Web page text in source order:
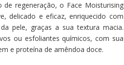
de regeneração, o Face Moisturising
delicado e eficaz, enriquecido com
pele, graças a sua textura macia.
ou esfoliantes químicos, com sua
e proteína de amêndoa doce.